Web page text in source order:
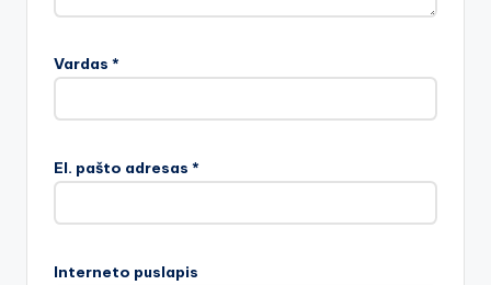
Vardas *
El. pašto adresas *
Interneto puslapis